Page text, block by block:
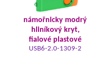
námořnicky modrý
hliníkový kryt,
fialové plastové
USB6-2.0-1309-2